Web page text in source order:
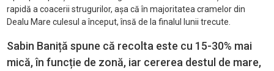
rapidă a coacerii strugurilor, așa că în majoritatea cramelor din
Dealu Mare culesul a început, însă de la finalul lunii trecute.
Sabin Baniță spune că recolta este cu 15-30% mai
mică, în funcție de zonă, iar cererea destul de mare,